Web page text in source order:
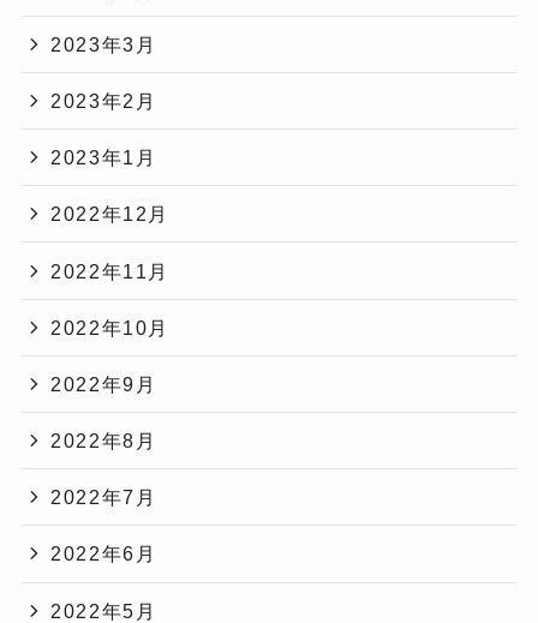
2023年3月
2023年2月
2023年1月
2022年12月
2022年11月
2022年10月
2022年9月
2022年8月
2022年7月
2022年6月
2022年5月